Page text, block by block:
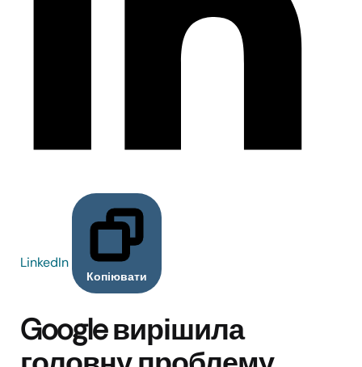
LinkedIn
Копіювати
Google вирішила